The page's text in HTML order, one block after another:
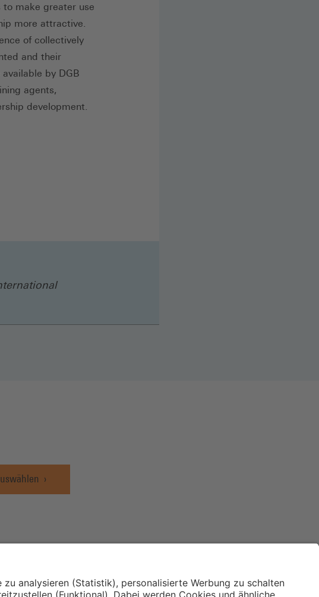
to make greater use
more attractive.
of collectively
and their
by DGB
agents,
development.